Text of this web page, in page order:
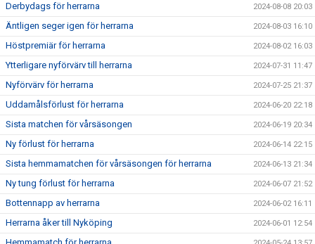
Derbydags för herrarna 2024-08-08 20:03
Äntligen seger igen för herrarna 2024-08-03 16:10
Höstpremiär för herrarna 2024-08-02 16:03
Ytterligare nyförvärv till herrarna 2024-07-31 11:47
Nyförvärv för herrarna 2024-07-25 21:37
Uddamålsförlust för herrarna 2024-06-20 22:18
Sista matchen för vårsäsongen 2024-06-19 20:34
Ny förlust för herrarna 2024-06-14 22:15
Sista hemmamatchen för vårsäsongen för herrarna 2024-06-13 21:34
Ny tung förlust för herrarna 2024-06-07 21:52
Bottennapp av herrarna 2024-06-02 16:11
Herrarna åker till Nyköping 2024-06-01 12:54